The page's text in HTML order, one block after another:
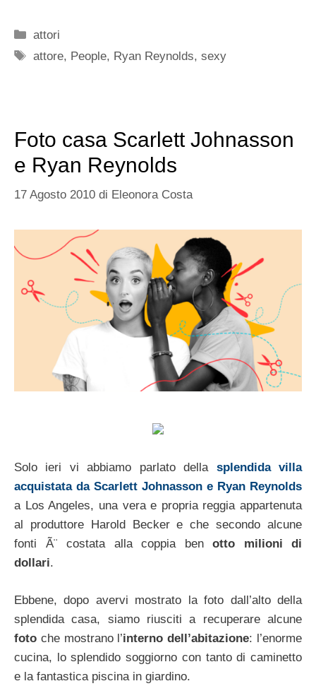
Categorie
attori
Tag
attore, People, Ryan Reynolds,sexy
Foto casa Scarlett Johnasson
e Ryan Reynolds
17 Agosto 2010 di Eleonora Costa
Solo ieri vi abbiamo parlato della splendida villa
acquistata da Scarlett Johnasson e Ryan Reynolds
a Los Angeles, una vera e propria reggia appartenuta
al produttore Harold Becker e che secondo alcune
fonti Ã¨ costata alla coppia ben otto milioni di
dollari.
Ebbene, dopo avervi mostrato la foto dall’alto della
splendida casa, siamo riusciti a recuperare alcune
foto che mostrano l’interno dell’abitazione: l’enorme
cucina, lo splendido soggiorno con tanto di caminetto
e la fantastica piscina in giardino.